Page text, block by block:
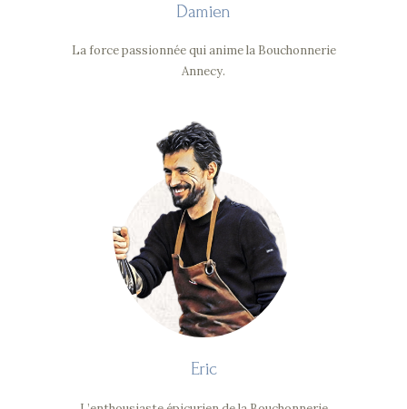
Damien
La force passionnée qui anime la Bouchonnerie
Annecy.
Eric